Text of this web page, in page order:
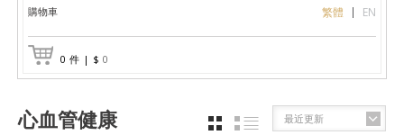
購物車 繁體 EN
0 件 | $ 0
心血管健康 最近更新
GRID LIST